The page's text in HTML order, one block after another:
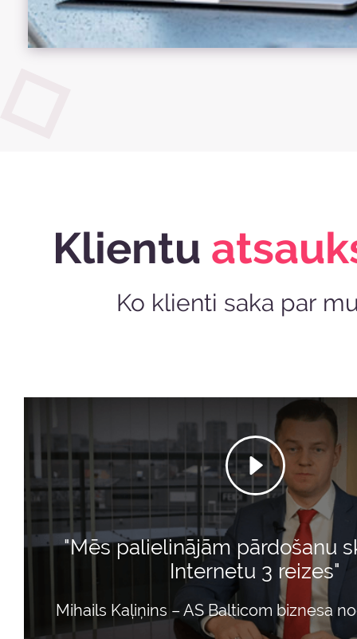
Klientu
Ko klienti saka par
"Mēs palielinājām pārdošanu
Internetu 3 reizes"
Mihails Kaļiņins – AS Balticom biznesa